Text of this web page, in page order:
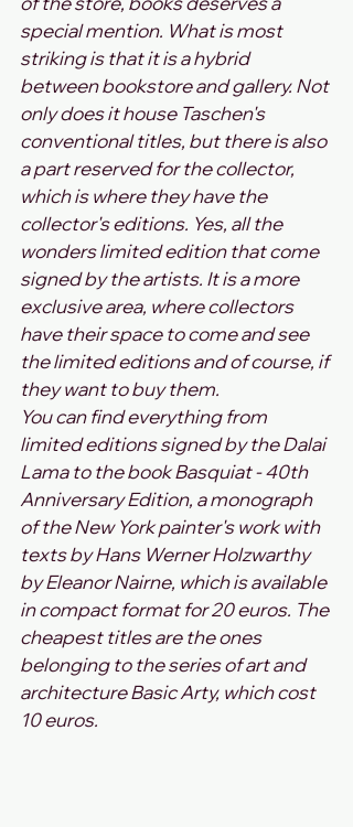
special mention. What is most
striking is that it is a hybrid
between bookstore and gallery. Not
only does it house Taschen's
conventional titles, but there is also
a part reserved for the collector,
which is where they have the
collector's editions. Yes, all the
wonders limited edition that come
signed by the artists. It is a more
exclusive area, where collectors
have their space to come and see
the limited editions and of course, if
they want to buy them.
You can find everything from
limited editions signed by the Dalai
Lama to the book Basquiat - 40th
Anniversary Edition, a monograph
of the New York painter's work with
texts by Hans Werner Holzwarthy
by Eleanor Nairne, which is available
in compact format for 20 euros. The
cheapest titles are the ones
belonging to the series of art and
architecture Basic Arty, which cost
10 euros.